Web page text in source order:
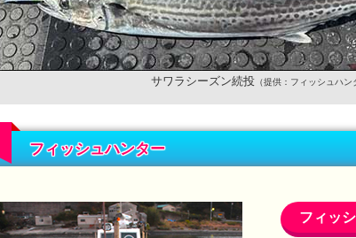
サワラシーズン続投（提供：フィッシュハン
フィッシュハンター
フィッ